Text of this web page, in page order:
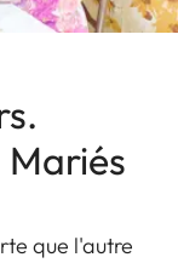
Mariés
que l'autre